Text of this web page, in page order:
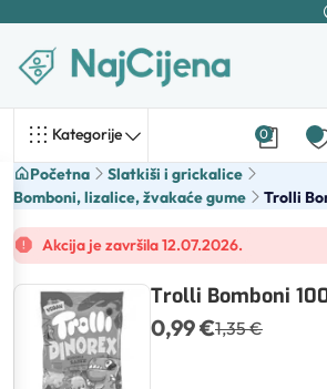
Kategorije 0
Početna
Slatkiši i grickalice
Bomboni, lizalice, žvakaće gume
Trolli
Akcija je završila 12.07.2026.
Trolli Bomboni
0,99 €1,35 €